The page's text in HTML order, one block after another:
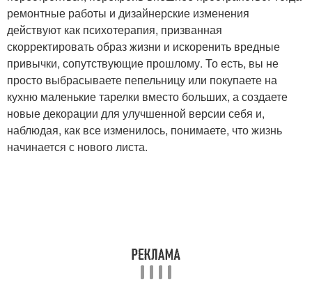
ремонтные работы и дизайнерские изменения
действуют как психотерапия, призванная
скорректировать образ жизни и искоренить вредные
привычки, сопутствующие прошлому. То есть, вы не
просто выбрасываете пепельницу или покупаете на
кухню маленькие тарелки вместо больших, а создаете
новые декорации для улучшенной версии себя и,
наблюдая, как все изменилось, понимаете, что жизнь
начинается с нового листа.